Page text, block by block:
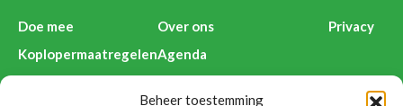
Beheer toestemming
Doe mee
Koplopermaatregelen
Over ons
Agenda
Privacy